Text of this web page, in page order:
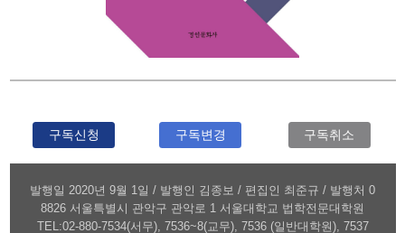
구독신청 구독변경 구독취소
발행일 2020년 9월 1일 / 발행인 김종보 / 편집인 최준규 / 발행처 0
8826 서울특별시 관악구 관악로 1 서울대학교 법학전문대학원
TEL:02-880-7534(서무), 7536~8(교무), 7536 (일반대학원), 7537